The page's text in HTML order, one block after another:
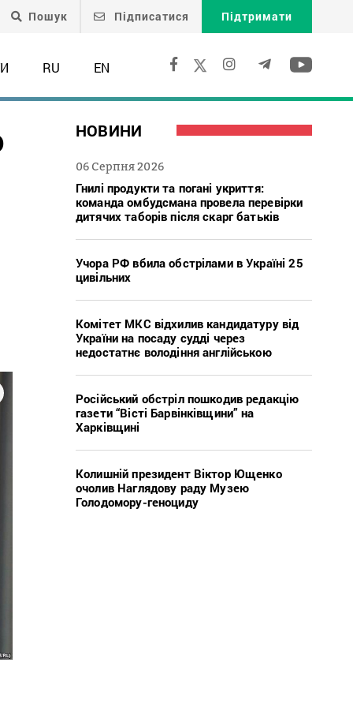
Пошук Підписатися Підтримати
RU EN
НОВИНИ
06 Серпня 2026
Гнилі продукти та погані укриття:
команда омбудсмана провела перевірки
дитячих таборів після скарг батьків
Учора РФ вбила обстрілами в Україні 25
цивільних
Комітет МКС відхилив кандидатуру від
України на посаду судді через
недостатнє володіння англійською
Російський обстріл пошкодив редакцію
газети “Вісті Барвінківщини” на
Харківщині
Колишній президент Віктор Ющенко
очолив Наглядову раду Музею
Голодомору-геноциду